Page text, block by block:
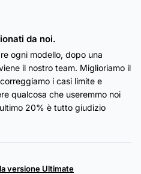
da noi.
ogni modello, dopo una
il nostro team. Miglioriamo il
i casi limite e
qualcosa che useremmo noi
20% è tutto giudizio
versione Ultimate